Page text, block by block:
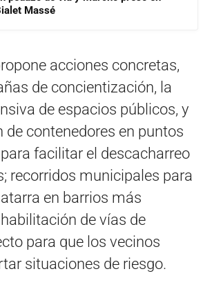
Massé
acciones concretas,
de concientización, la
de espacios públicos, y
de contenedores en puntos
facilitar el descacharreo
recorridos municipales para
en barrios más
de vías de
para que los vecinos
situaciones de riesgo.